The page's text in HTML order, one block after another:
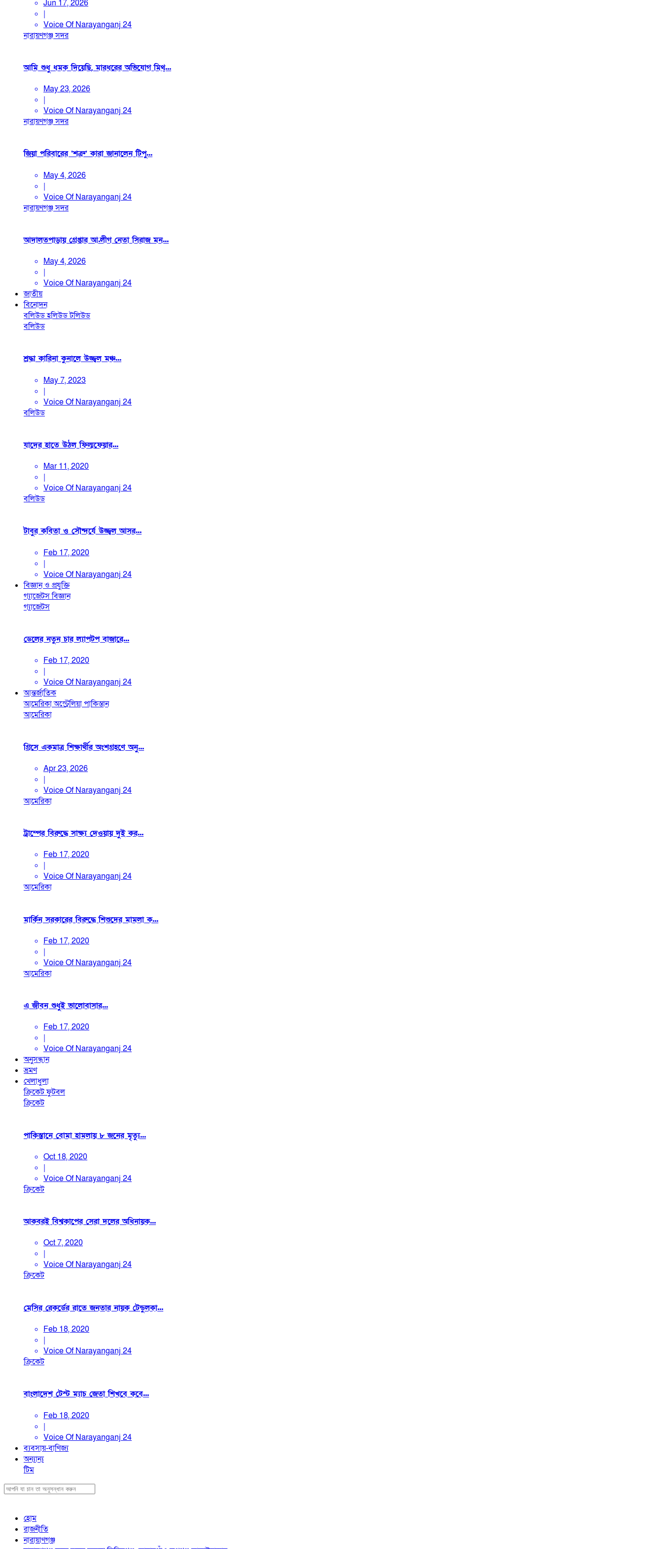
Jun 17, 2026
|
Voice Of Narayanganj 24
নারায়ণগঞ্জ সদর
আমি শুধু ধমক দিয়েছি, মারধরের অভিযোগ মিথ্...
May 23, 2026
|
Voice Of Narayanganj 24
নারায়ণগঞ্জ সদর
জিয়া পরিবারের ‘শত্রু’ কারা জানালেন টিপু...
May 4, 2026
|
Voice Of Narayanganj 24
নারায়ণগঞ্জ সদর
আদালতপাড়ায় গ্রেপ্তার আ.লীগ নেতা সিরাজ মন...
May 4, 2026
|
Voice Of Narayanganj 24
জাতীয়
বিনোদন
বলিউডহলিউডটলিউড
বলিউড
শ্রদ্ধা কারিনা কুনালে উজ্জ্বল মঞ্চ...
May 7, 2023
|
Voice Of Narayanganj 24
বলিউড
যাদের হাতে উঠল ফিল্মফেয়ার...
Mar 11, 2020
|
Voice Of Narayanganj 24
বলিউড
টাবুর কবিতা ও সৌন্দর্যে উজ্জ্বল আসর...
Feb 17, 2020
|
Voice Of Narayanganj 24
বিজ্ঞান ও প্রযুক্তি
গ্যাজেটসবিজ্ঞান
গ্যাজেটস
ডেলের নতুন চার ল্যাপটপ বাজারে...
Feb 17, 2020
|
Voice Of Narayanganj 24
আন্তর্জাতিক
আমেরিকাঅস্ট্রেলিয়াপাকিস্তান
আমেরিকা
গ্রিসে একমাত্র শিক্ষার্থীর অংশগ্রহণে অনু...
Apr 23, 2026
|
Voice Of Narayanganj 24
আমেরিকা
ট্রাম্পের বিরুদ্ধে সাক্ষ্য দেওয়ায় দুই কর...
Feb 17, 2020
|
Voice Of Narayanganj 24
আমেরিকা
মার্কিন সরকারের বিরুদ্ধে শিশুদের মামলা ক...
Feb 17, 2020
|
Voice Of Narayanganj 24
আমেরিকা
এ জীবন শুধুই ভালোবাসার...
Feb 17, 2020
|
Voice Of Narayanganj 24
অনুসন্ধান
ভ্রমণ
খেলাধুলা
ক্রিকেটফুটবল
ক্রিকেট
পাকিস্তানে বোমা হামলায় ৮ জনের মৃত্যু...
Oct 18, 2020
|
Voice Of Narayanganj 24
ক্রিকেট
আকবরই বিশ্বকাপের সেরা দলের অধিনায়ক...
Oct 7, 2020
|
Voice Of Narayanganj 24
ক্রিকেট
মেসির রেকর্ডের রাতে জনতার নায়ক টেন্ডুলকা...
Feb 18, 2020
|
Voice Of Narayanganj 24
ক্রিকেট
বাংলাদেশ টেস্ট ম্যাচ জেতা শিখবে কবে...
Feb 18, 2020
|
Voice Of Narayanganj 24
ব্যবসায়-বাণিজ্য
অন্যান্য
টিম
হোম
রাজনীতি
নারায়াণগঞ্জ